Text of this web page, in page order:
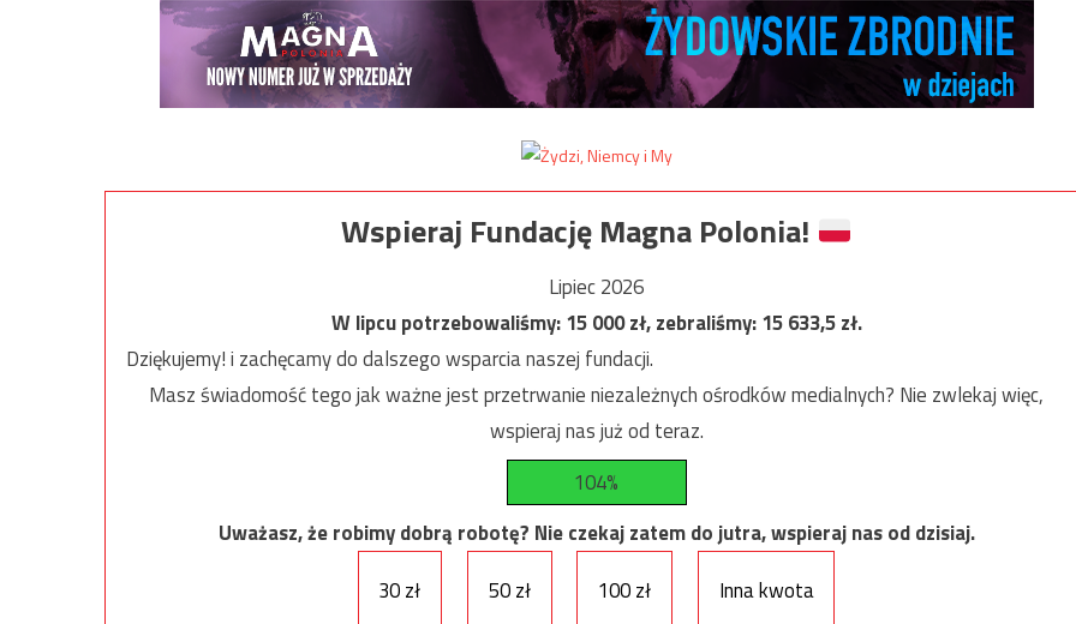
Wspieraj Fundację Magna Polonia!
Lipiec 2026
W lipcu potrzebowaliśmy:15 000zł, zebraliśmy:15 633,5zł.
Dziękujemy! i zachęcamy do dalszego wsparcia naszej fundacji.
Masz świadomość tego jak ważne jest przetrwanie niezależnych ośrodków medialnych? Nie zwlekaj więc,
wspieraj nas już od teraz.
104%
Uważasz, że robimy dobrą robotę? Nie czekaj zatem do jutra, wspieraj nas od dzisiaj.
30 zł
50 zł 100 zł Inna kwota